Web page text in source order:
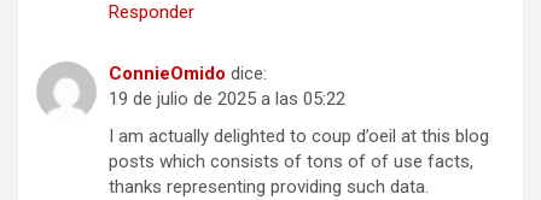
Responder
ConnieOmido dice:
19 de julio de 2025 a las 05:22
I am actually delighted to coup d’oeil at this blog
posts which consists of tons of of use facts,
thanks representing providing such data.